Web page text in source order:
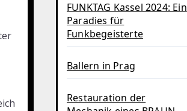
FUNKTAG Kassel 2024: Ein
Paradies für
Funkbegeisterte
Ballern in Prag
Restauration der